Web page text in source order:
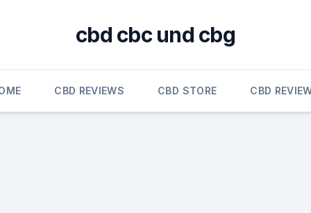
cbd cbc und cbg
CBD REVIEWS CBD STORE CBD